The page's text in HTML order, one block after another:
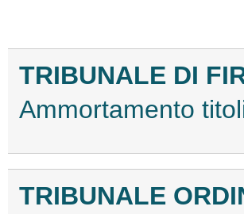
TRIBUNALE DI
Ammortamento
TRIBUNALE